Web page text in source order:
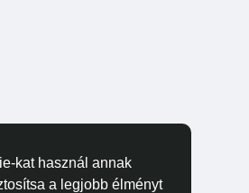
kat használ annak
a legjobb élményt